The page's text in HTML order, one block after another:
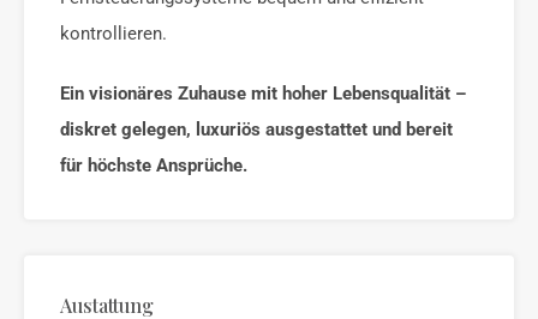
kontrollieren.
Ein visionäres Zuhause mit hoher Lebensqualität –
diskret gelegen, luxuriös ausgestattet und bereit
für höchste Ansprüche.
Austattung